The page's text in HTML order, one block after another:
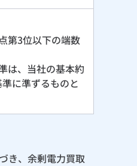
第3位以下の端数
は、当社の基本約
に準ずるものと
き、余剰電力買取